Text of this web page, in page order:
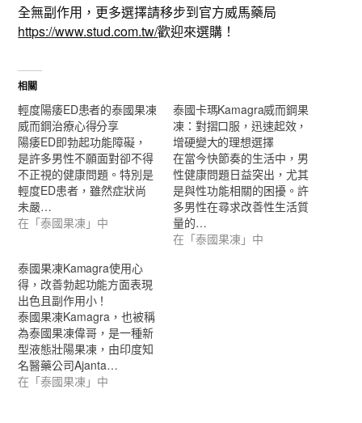
全無副作用，更多選擇請移步到官方威馬藥局
https://www.stud.com.tw/歡迎來選購！
相關
輕度陽痿ED患者的泰國果凍
威而鋼治療心得分享
陽痿ED即勃起功能障礙，
是許多男性不願面對卻不得
不正視的健康問題。特別是
輕度ED患者，雖然症狀尚
未嚴…
在「泰國果凍」中
泰國卡瑪Kamagra威而鋼果
凍：對摺口服，迅速起效，
增硬變大的理想選擇
在當今快節奏的生活中，男
性健康問題日益突出，尤其
是與性功能相關的困擾。許
多男性在尋求改善性生活質
量的…
在「泰國果凍」中
泰國果凍Kamagra使用心
得，改善勃起功能方面表現
出色且副作用小！
泰國果凍Kamagra，也被稱
為泰國果凍偉哥，是一種新
型液態壯陽果凍，由印度知
名醫藥公司Ajanta…
在「泰國果凍」中